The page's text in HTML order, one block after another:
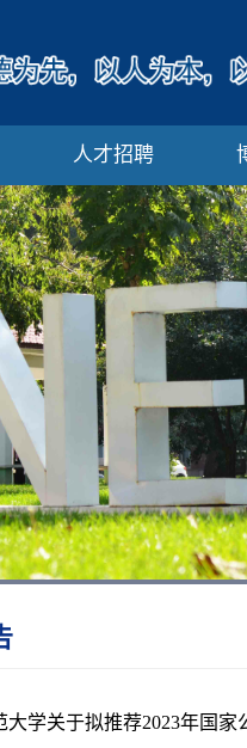
人才招聘
大学关于拟推荐2023年国